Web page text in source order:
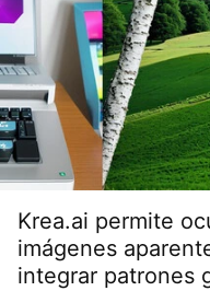
Krea.ai permite
imágenes
integrar patrones